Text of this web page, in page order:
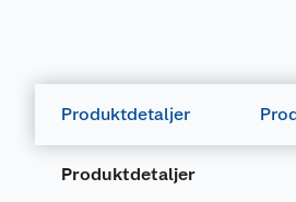
Produktdetaljer
Produktdetaljer